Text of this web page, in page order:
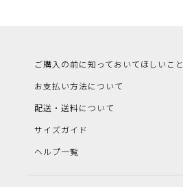
ご購入の前に知っておいてほしいこと
お支払い方法について
配送・送料について
サイズガイド
ヘルプ一覧